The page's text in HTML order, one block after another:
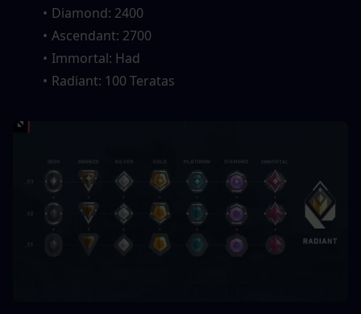
Diamond: 2400
Ascendant: 2700
Immortal: Had
Radiant: 100 Teratas